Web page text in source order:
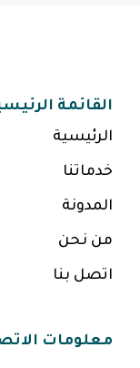
القائمة
الرئيسية
خدماتنا
المدونة
من نحن
اتصل بنا
معلومات